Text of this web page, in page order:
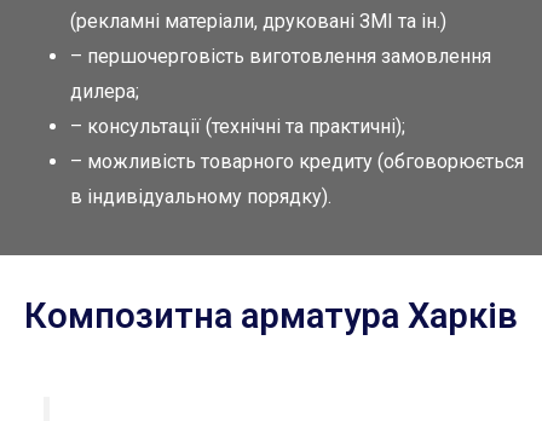
(рекламні матеріали, друковані ЗМІ та ін.)
– першочерговість виготовлення замовлення
дилера;
– консультації (технічні та практичні);
– можливість товарного кредиту (обговорюється
в індивідуальному порядку).
Композитна арматура Харків